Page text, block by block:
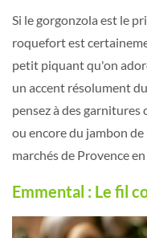
Si le gorgonzola est le
roquefort est
petit piquant qu'on
un accent résolument
pensez à des garnitures
ou encore du jambon
marchés de Provence
Emmental : Le fil